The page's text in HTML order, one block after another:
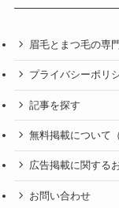
眉毛とまつ毛の専
プライバシーポリ
記事を探す
無料掲載について
広告掲載に関する
お問い合わせ